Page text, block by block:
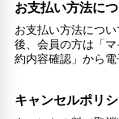
お支払い方法に
お支払い方法につ
後、会員の方は「
約内容確認」から電
キャンセルポリ